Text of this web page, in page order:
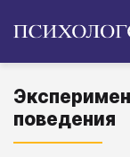
поведения